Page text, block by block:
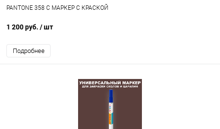
PANTONE 358 C МАРКЕР С КРАСКОЙ
1 200 руб. / шт
Подробнее